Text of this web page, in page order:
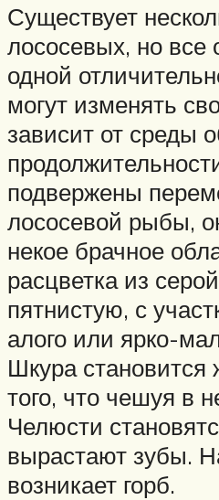
Существует
лососевых, но все
одной
могут изменять
зависит от среды
подвержены
лососевой рыбы,
некое брачное
расцветка из
пятнистую, с
алого или ярко-
Шкура становится
того, что чешуя в
Челюсти
вырастают зубы.
возникает горб.